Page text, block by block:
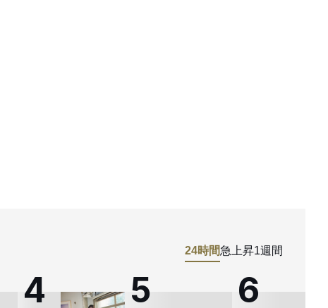
24時間急上昇1週間